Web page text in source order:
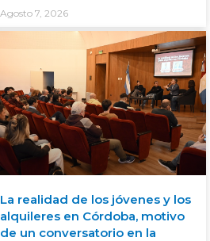
Agosto 7, 2026
La realidad de los jóvenes y los
alquileres en Córdoba, motivo
de un conversatorio en la